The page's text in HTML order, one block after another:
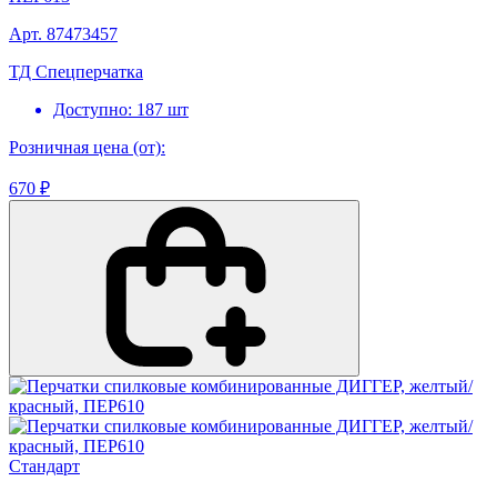
Арт. 87473457
ТД Спецперчатка
Доступно: 187 шт
Розничная цена (от):
670 ₽
Стандарт